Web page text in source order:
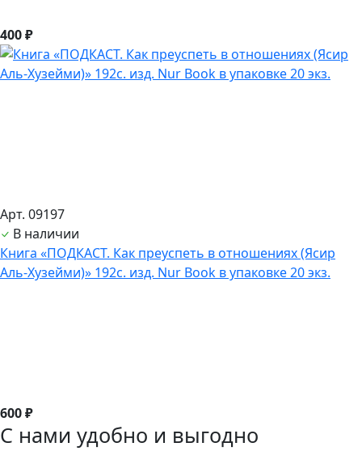
400 ₽
Арт. 09197
В наличии
Книга «ПОДКАСТ. Как преуспеть в отношениях (Ясир
Аль-Хузейми)» 192с. изд. Nur Book в упаковке 20 экз.
600 ₽
С нами удобно и выгодно